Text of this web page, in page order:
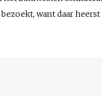
want daar